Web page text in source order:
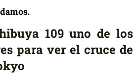
109 uno de los
para ver el cruce de